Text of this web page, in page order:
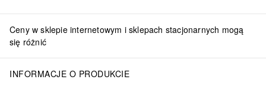
Ceny w sklepie internetowym i sklepach stacjonarnych mogą
się różnić
INFORMACJE O PRODUKCIE